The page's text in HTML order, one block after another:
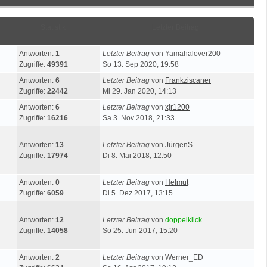
Antworten: 1
Zugriffe: 49391
Letzter Beitrag von Yamahalover200
So 13. Sep 2020, 19:58
Antworten: 6
Zugriffe: 22442
Letzter Beitrag von Frankziscaner
Mi 29. Jan 2020, 14:13
Antworten: 6
Zugriffe: 16216
Letzter Beitrag von xjr1200
Sa 3. Nov 2018, 21:33
Antworten: 13
Zugriffe: 17974
Letzter Beitrag von JürgenS
Di 8. Mai 2018, 12:50
Antworten: 0
Zugriffe: 6059
Letzter Beitrag von Helmut
Di 5. Dez 2017, 13:15
Antworten: 12
Zugriffe: 14058
Letzter Beitrag von doppelklick
So 25. Jun 2017, 15:20
Antworten: 2
Letzter Beitrag von Werner_ED